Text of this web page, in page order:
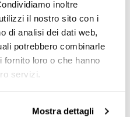
inoltre
il nostro sito con i
di analisi dei dati web,
potrebbero combinarle
loro o che hanno
servizi.
Mostra dettagli
data for newsletter
the information availablehere